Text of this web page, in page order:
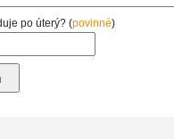
po úterý? (povinné)